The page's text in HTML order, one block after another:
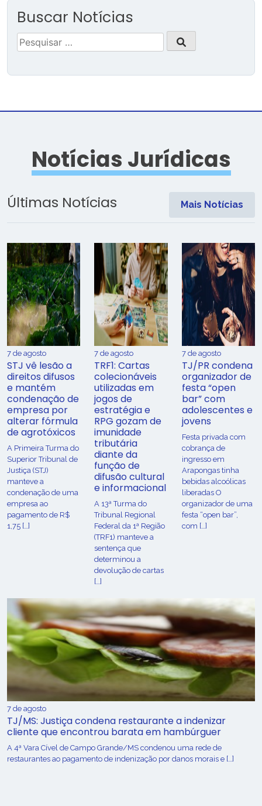
Buscar Notícias
Pesquisar
por:
Notícias Jurídicas
Últimas Notícias Mais Notícias
7 de agosto
STJ vê lesão a
direitos difusos
e mantém
condenação de
empresa por
alterar fórmula
de agrotóxicos
​A Primeira Turma do
Superior Tribunal de
Justiça (STJ)
manteve a
condenação de uma
empresa ao
pagamento de R$
1,75 […]
7 de agosto
TRF1: Cartas
colecionáveis
utilizadas em
jogos de
estratégia e
RPG gozam de
imunidade
tributária
diante da
função de
difusão cultural
e informacional
A 13ª Turma do
Tribunal Regional
Federal da 1ª Região
(TRF1) manteve a
sentença que
determinou a
devolução de cartas
[…]
7 de agosto
TJ/PR condena
organizador de
festa “open
bar” com
adolescentes e
jovens
Festa privada com
cobrança de
ingresso em
Arapongas tinha
bebidas alcoólicas
liberadas O
organizador de uma
festa “open bar”,
com […]
7 de agosto
TJ/MS: Justiça condena restaurante a indenizar
cliente que encontrou barata em hambúrguer
A 4ª Vara Cível de Campo Grande/MS condenou uma rede de
restaurantes ao pagamento de indenização por danos morais e […]